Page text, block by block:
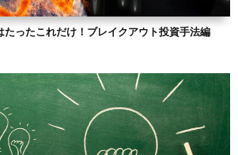
たったこれだけ！ブレイクアウト投資手法編